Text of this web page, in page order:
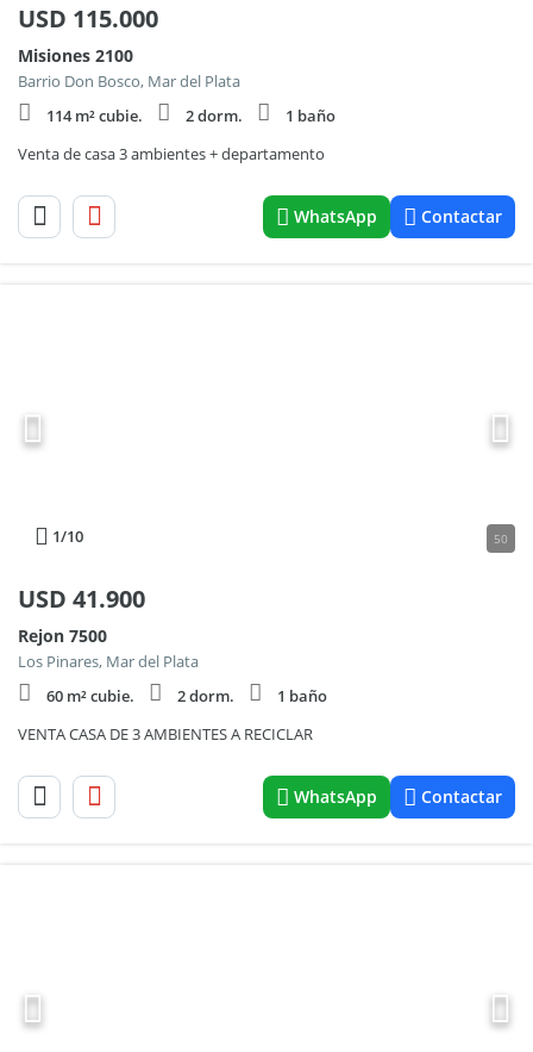
USD 115.000
Misiones 2100
Barrio Don Bosco, Mar del Plata
114 m² cubie.
2 dorm.
1 baño
Venta de casa 3 ambientes + departamento
WhatsApp Contactar
1/10 50
USD 41.900
Rejon 7500
Los Pinares, Mar del Plata
60 m² cubie.
2 dorm.
1 baño
VENTA CASA DE 3 AMBIENTES A RECICLAR
WhatsApp Contactar